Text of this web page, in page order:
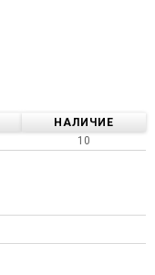
НАЛИЧИЕ
10